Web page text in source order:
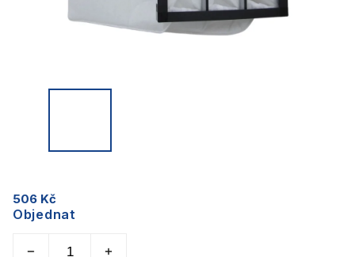
506 Kč
Objednat